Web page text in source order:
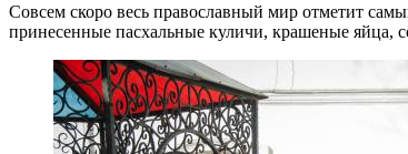
Совсем скоро весь православный мир отметит
принесенные пасхальные куличи, крашеные яйца,